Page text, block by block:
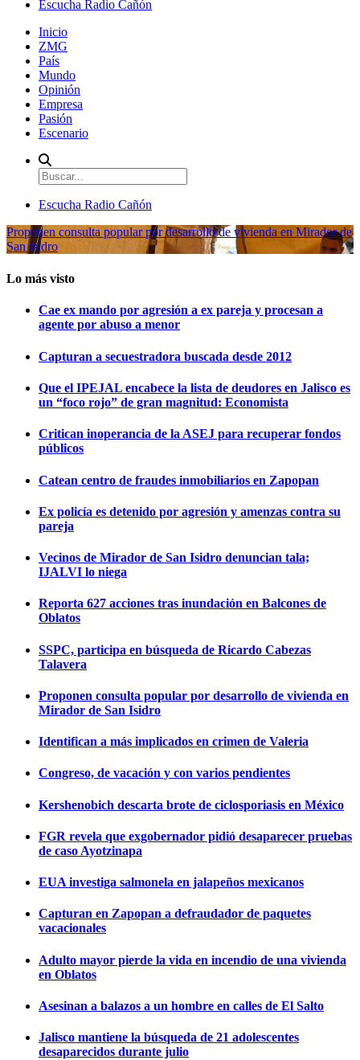
Escucha Radio Cañón
Inicio
ZMG
País
Mundo
Opinión
Empresa
Pasión
Escenario
Escucha Radio Cañón
Proponen consulta popular por desarrollo de vivienda en Mirador de
San Isidro
Lo más visto
Cae ex mando por agresión a ex pareja y procesan a
agente por abuso a menor
Capturan a secuestradora buscada desde 2012
Que el IPEJAL encabece la lista de deudores en Jalisco es
un “foco rojo” de gran magnitud: Economista
Critican inoperancia de la ASEJ para recuperar fondos
públicos
Catean centro de fraudes inmobiliarios en Zapopan
Ex policía es detenido por agresión y amenzas contra su
pareja
Vecinos de Mirador de San Isidro denuncian tala;
IJALVI lo niega
Reporta 627 acciones tras inundación en Balcones de
Oblatos
SSPC, participa en búsqueda de Ricardo Cabezas
Talavera
Proponen consulta popular por desarrollo de vivienda en
Mirador de San Isidro
Identifican a más implicados en crimen de Valeria
Congreso, de vacación y con varios pendientes
Kershenobich descarta brote de ciclosporiasis en México
FGR revela que exgobernador pidió desaparecer pruebas
de caso Ayotzinapa
EUA investiga salmonela en jalapeños mexicanos
Capturan en Zapopan a defraudador de paquetes
vacacionales
Adulto mayor pierde la vida en incendio de una vivienda
en Oblatos
Asesinan a balazos a un hombre en calles de El Salto
Jalisco mantiene la búsqueda de 21 adolescentes
desaparecidos durante julio